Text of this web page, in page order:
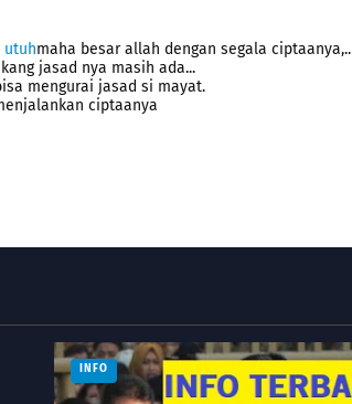
utuhmaha besar allah dengan segala ciptaanya,..
jasad nya masih ada...
mengurai jasad si mayat.
ciptaanya
INFO